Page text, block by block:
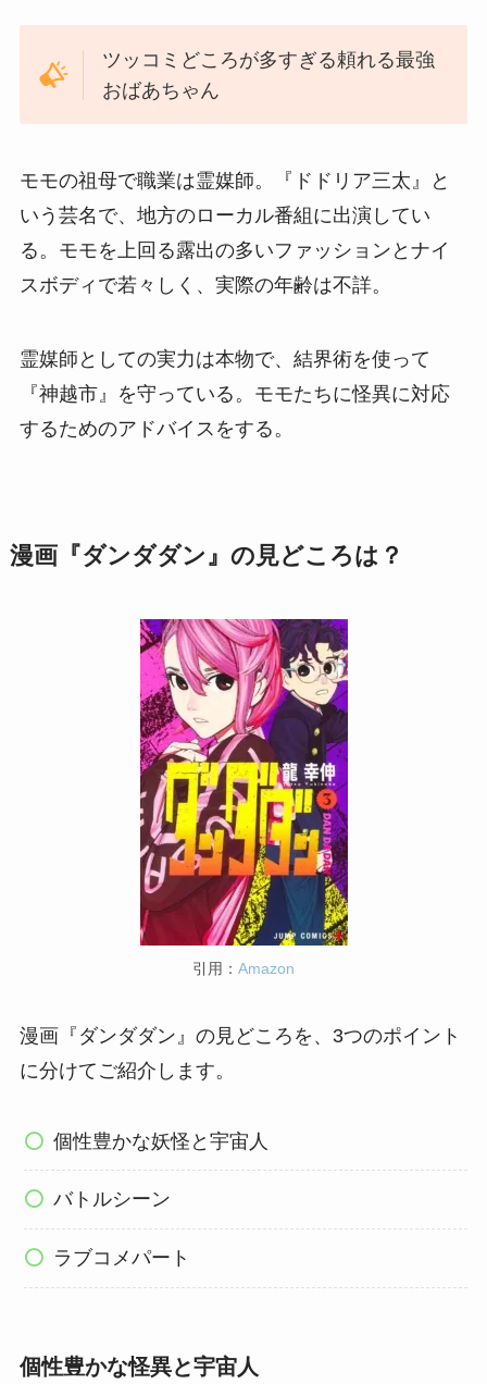
ツッコミどころが多すぎる頼れる最強
おばあちゃん
モモの祖母で職業は霊媒師。『ドドリア三太』と
いう芸名で、地方のローカル番組に出演してい
る。モモを上回る露出の多いファッションとナイ
スボディで若々しく、実際の年齢は不詳。
霊媒師としての実力は本物で、結界術を使って
『神越市』を守っている。モモたちに怪異に対応
するためのアドバイスをする。
漫画『ダンダダン』の見どころは？
引用： Amazon
漫画『ダンダダン』の見どころを、3つのポイント
に分けてご紹介します。
個性豊かな妖怪と宇宙人
バトルシーン
ラブコメパート
個性豊かな怪異と宇宙人